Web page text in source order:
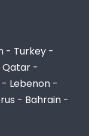
- Turkey -
Qatar -
Lebenon -
- Bahrain -